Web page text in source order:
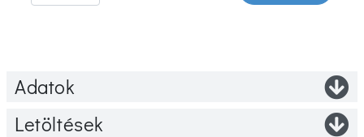
Adatok
Letöltések